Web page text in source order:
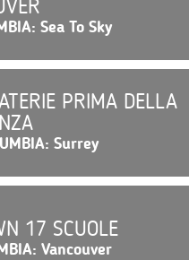
Sea To Sky
PRIMA DELLA
Surrey
17 SCUOLE
Vancouver